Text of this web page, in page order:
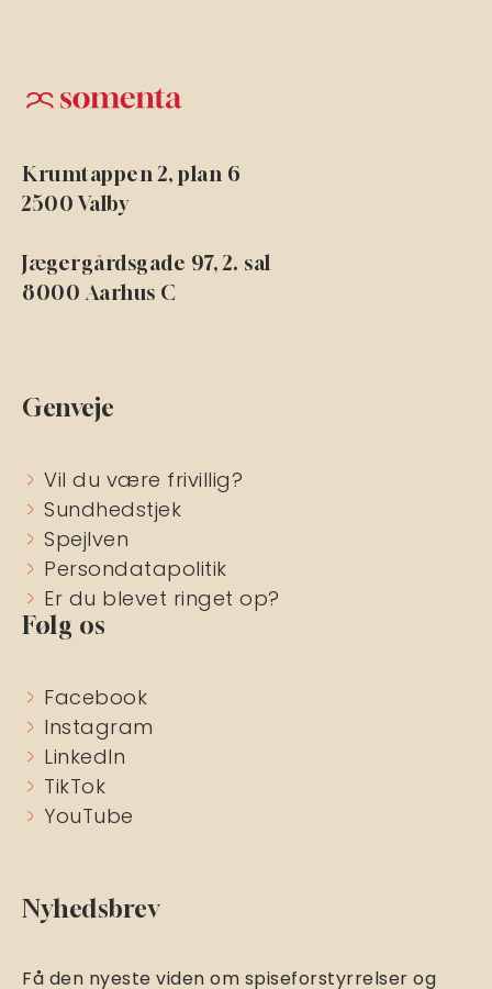
Krumtappen 2, plan 6
2500 Valby
Jægergårdsgade 97, 2. sal
8000 Aarhus C
Genveje
Vil du være frivillig?
Sundhedstjek
Spejlven
Persondatapolitik
Er du blevet ringet op?
Følg os
Facebook
Instagram
LinkedIn
TikTok
YouTube
Nyhedsbrev
Få den nyeste viden om spiseforstyrrelser og